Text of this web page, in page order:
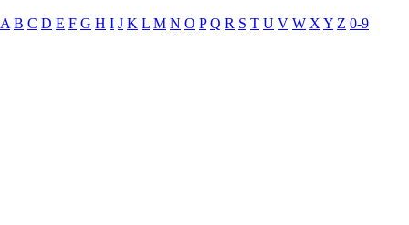
A B C D E F G H I J K L M N O P Q R S T U V W X Y Z 0-9